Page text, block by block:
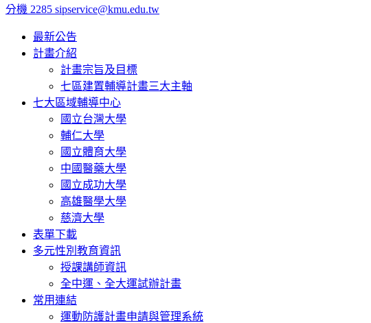
分機 2285 sipservice@kmu.edu.tw
最新公告
計畫介紹
計畫宗旨及目標
七區建置輔導計畫三大主軸
七大區域輔導中心
國立台灣大學
輔仁大學
國立體育大學
中國醫藥大學
國立成功大學
高雄醫學大學
慈濟大學
表單下載
多元性別教育資訊
授課講師資訊
全中運、全大運試辦計畫
常用連結
運動防護計畫申請與管理系統